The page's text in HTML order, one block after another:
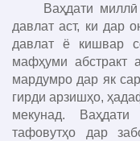
Ваҳдати миллӣ
давлат аст, ки дар
давлат ё кишвар
мафҳуми абстракт
мардумро дар як
гирди арзишҳо,
мекунад.
тафовутҳо дар